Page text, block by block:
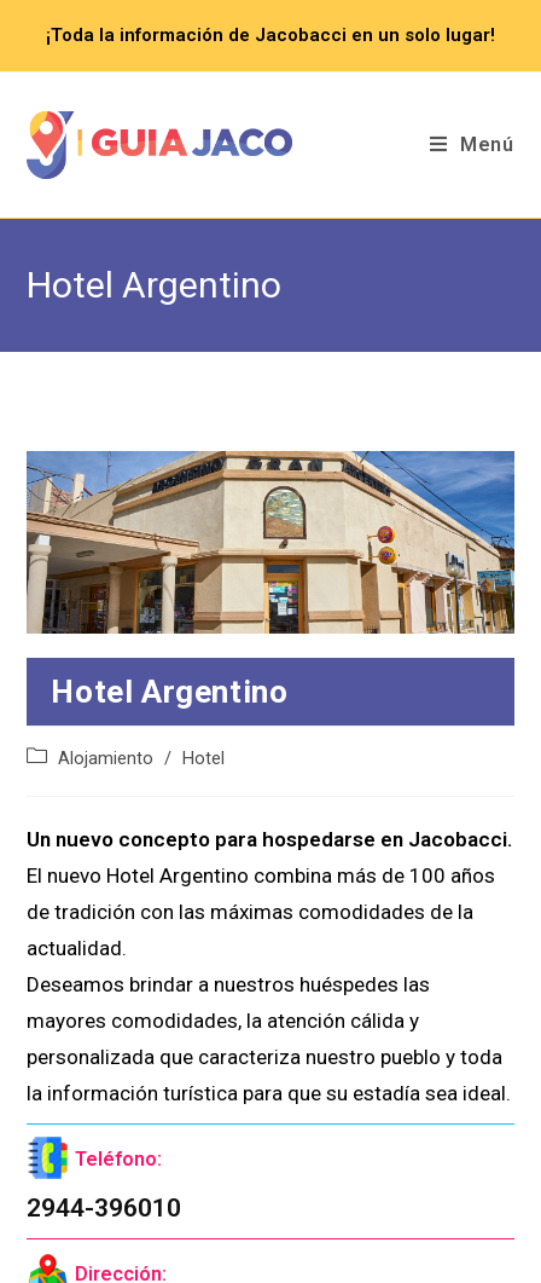
contenido
¡Toda la información de Jacobacci en un solo lugar!
Menú
Hotel Argentino
Hotel Argentino
Categoría
entrada:
Alojamiento / Hotel
Un nuevo concepto para hospedarse en Jacobacci.
El nuevo Hotel Argentino combina más de 100 años
de tradición con las máximas comodidades de la
actualidad.
Deseamos brindar a nuestros huéspedes las
mayores comodidades, la atención cálida y
personalizada que caracteriza nuestro pueblo y toda
la información turística para que su estadía sea ideal.
Teléfono:
2944-396010
Dirección: